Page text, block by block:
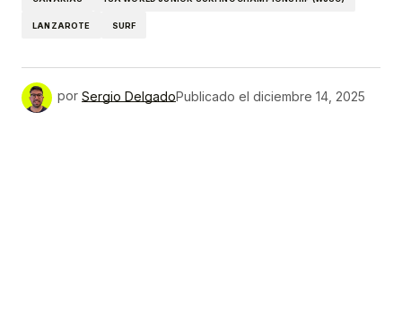
LANZAROTE SURF
por Sergio DelgadoPublicado el diciembre 14, 2025